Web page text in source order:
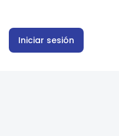
Iniciar sesión